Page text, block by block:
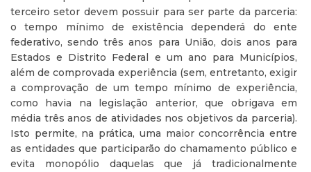
terceiro setor devem possuir para ser parte da parceria:
o tempo mínimo de existência dependerá do ente
federativo, sendo três anos para União, dois anos para
Estados e Distrito Federal e um ano para Municípios,
além de comprovada experiência (sem, entretanto, exigir
a comprovação de um tempo mínimo de experiência,
como havia na legislação anterior, que obrigava em
média três anos de atividades nos objetivos da parceria).
Isto permite, na prática, uma maior concorrência entre
as entidades que participarão do chamamento público e
evita monopólio daquelas que já tradicionalmente